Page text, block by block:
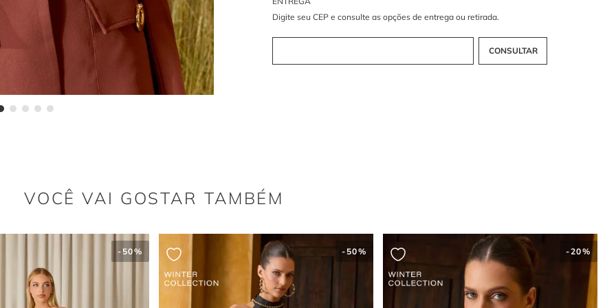
texturizado e um caimento impecável. Este material é perfeito para o blazer,
Pingente de metal dourado: toque de luxo
ocasião especial. Sua versatilidade permite que seja combinado com diversas
peças, como calças de alfaiataria, saias midi ou até mesmo jeans,
Perfeito para looks formais e casuais: elegância
versátil
Este blazer clássico é ideal para compor looks formais e casuais com um
toque de sofisticação. Para um visual mais formal, combine com uma calça de
alfaiataria e camisa social. Já para um look mais descontraído, useo com
jeans e uma blusa de seda. Em ambos os casos, a peça confere um ar
VOCÊ VAI GOSTAR TAMBÉM
- 50% - 50% -20%